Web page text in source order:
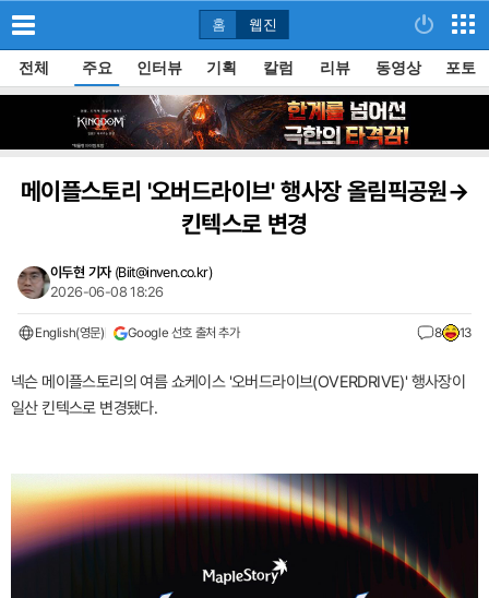
홈 웹진
전체 주요 인터뷰 기획 칼럼 리뷰 동영상 포토
메이플스토리 '오버드라이브' 행사장 올림픽공원→
킨텍스로 변경
이두현 기자 (Biit@inven.co.kr)
2026-06-08 18:26
English(영문) Google 선호 출처 추가 8 13
넥슨 메이플스토리의 여름 쇼케이스 '오버드라이브(OVERDRIVE)' 행사장이
일산 킨텍스로 변경됐다.